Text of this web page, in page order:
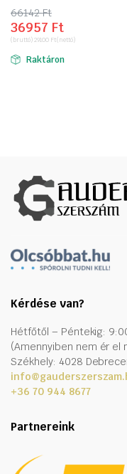
66142Ft
Original
price
was:
66142 Ft.
36957 Ft
Current
price
is:
36957 Ft.
(bruttó)29100 Ft(nettó)
Raktáron
Kérdése van?
Hétfőtől – Péntekig:
(Amennyiben nem ér el
Székhely: 4028
+36 70 944 8677
Partnereink